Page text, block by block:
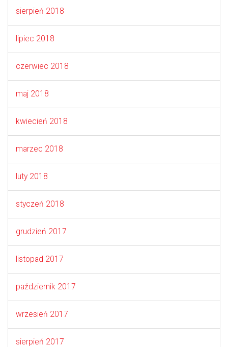
sierpień 2018
lipiec 2018
czerwiec 2018
maj 2018
kwiecień 2018
marzec 2018
luty 2018
styczeń 2018
grudzień 2017
listopad 2017
październik 2017
wrzesień 2017
sierpień 2017